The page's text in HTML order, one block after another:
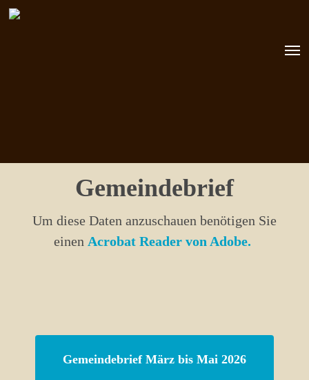
Skip
Gemeindebrief
Um diese Daten anzuschauen benötigen Sie
einen Acrobat Reader von Adobe.
Gemeindebrief März bis Mai 2026